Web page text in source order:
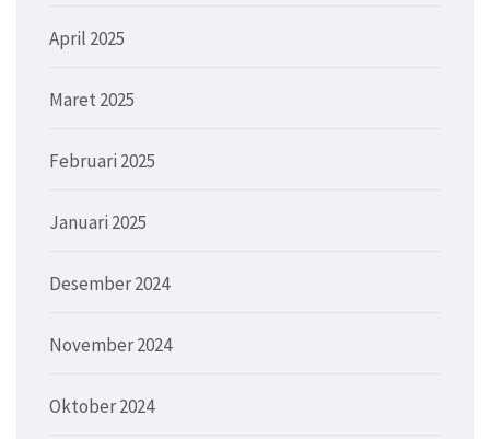
April 2025
Maret 2025
Februari 2025
Januari 2025
Desember 2024
November 2024
Oktober 2024